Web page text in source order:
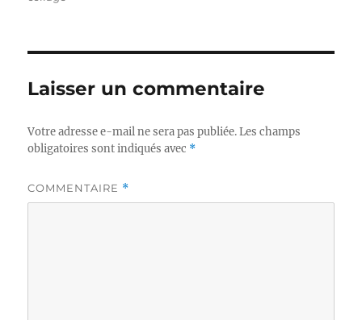
Laisser un commentaire
Votre adresse e-mail ne sera pas publiée. Les champs
obligatoires sont indiqués avec *
COMMENTAIRE *